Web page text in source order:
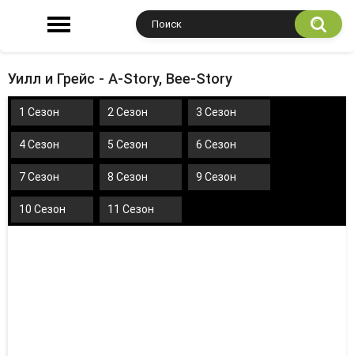
Уилл и Грейс - A-Story, Bee-Story
1 Сезон 2 Сезон 3 Сезон
4 Сезон 5 Сезон 6 Сезон
7 Сезон 8 Сезон 9 Сезон
10 Сезон 11 Сезон